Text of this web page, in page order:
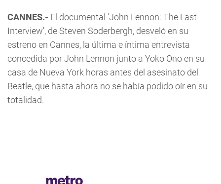
CANNES.- El documental 'John Lennon: The Last
Interview', de Steven Soderbergh, desveló en su
estreno en Cannes, la última e íntima entrevista
concedida por John Lennon junto a Yoko Ono en su
casa de Nueva York horas antes del asesinato del
Beatle, que hasta ahora no se había podido oír en su
totalidad.